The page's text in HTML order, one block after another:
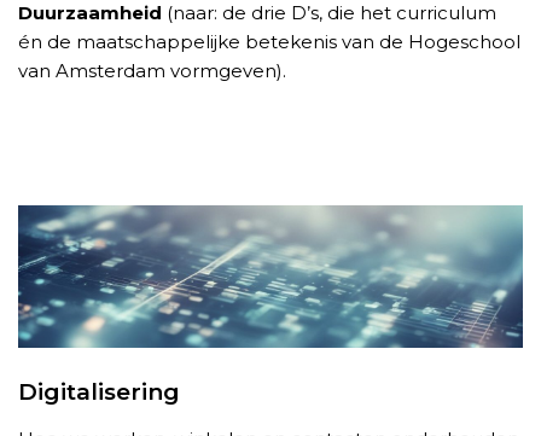
Duurzaamheid (naar: de drie D’s, die het curriculum
én de maatschappelijke betekenis van de Hogeschool
van Amsterdam vormgeven).
Digitalisering